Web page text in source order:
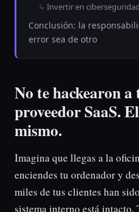
Invertir en
Conclusión: la
error sea de otro
No te hackearon
proveedor SaaS.
mismo.
Imagina que llegas a la
enciendes tu ordenador y
miles de tus clientes han
sistema interno está intacto.